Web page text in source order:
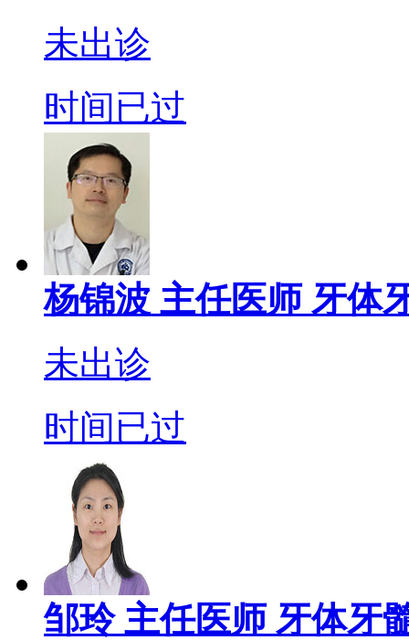
未出诊
时间已过
杨锦波 主任医师 牙体
未出诊
时间已过
邹玲 主任医师 牙体牙